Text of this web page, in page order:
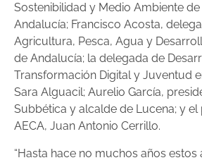
Sostenibilidad y Medio Ambiente
Andalucía; Francisco Acosta,
Agricultura, Pesca, Agua y
de Andalucía; la delegada de
Transformación Digital y Juventud
Sara Alguacil; Aurelio García,
Subbética y alcalde de Lucena; y el
AECA, Juan Antonio Cerrillo.
“Hasta hace no muchos años estos